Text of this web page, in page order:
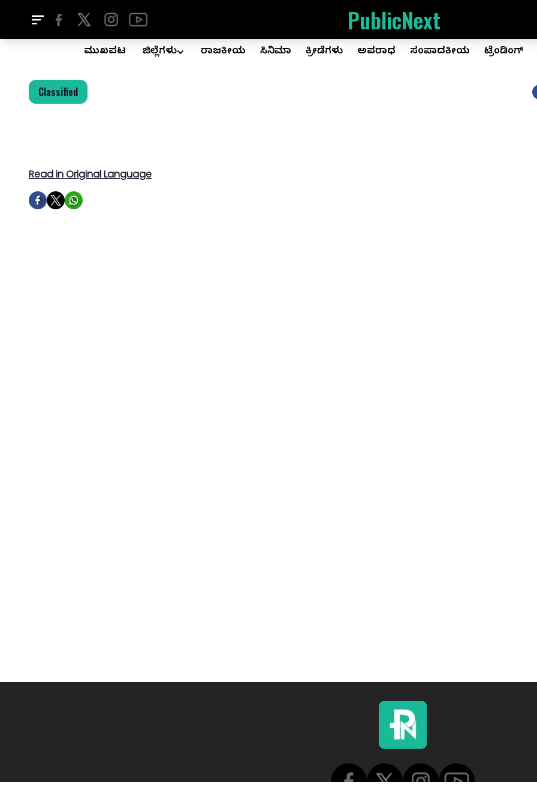
PublicNext
ಮುಖಪುಟ ಜಿಲ್ಲೆಗಳು ರಾಜಕೀಯ ಸಿನಿಮಾ ಕ್ರೀಡೆಗಳು ಅಪರಾಧ ಸಂಪಾದಕೀಯ ಟ್ರೆಂಡಿಂಗ್
Classified
Read in Original Language